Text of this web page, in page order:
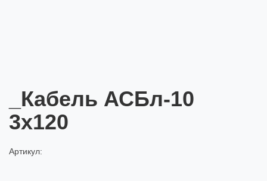
_Кабель АСБл-10
3х120
Артикул: